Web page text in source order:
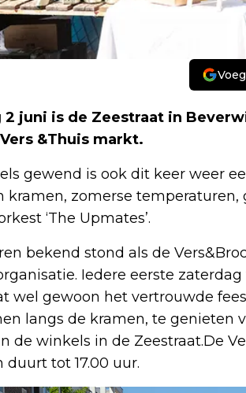
2 juni is de Zeestraat in
&Thuis markt.
gewend is ook dit keer weer
kramen, zomerse
‘The Upmates’.
bekend stond als de
Iedere eerste zaterdag
wel gewoon het vertrouwde
langs de kramen, te genieten
de winkels in de Zeestraat.De
duurt tot 17.00 uur.